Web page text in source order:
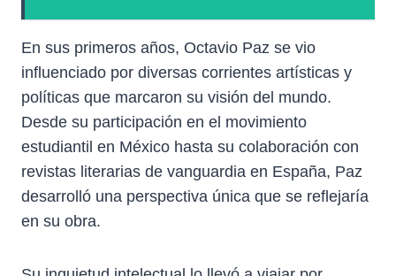
En sus primeros años, Octavio Paz se vio
influenciado por diversas corrientes artísticas y
políticas que marcaron su visión del mundo.
Desde su participación en el movimiento
estudiantil en México hasta su colaboración con
revistas literarias de vanguardia en España, Paz
desarrolló una perspectiva única que se reflejaría
en su obra.